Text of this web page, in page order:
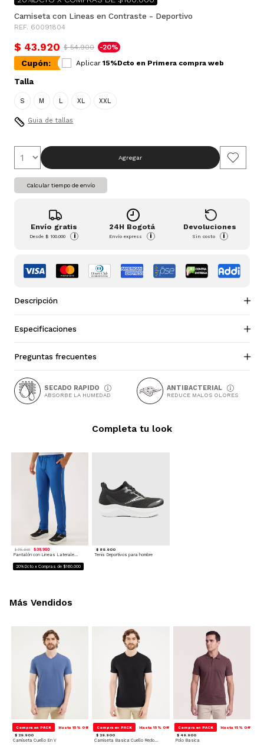
Camiseta con Lineas en Contraste - Deportivo
REF. 60091804
$ 43.920 $ 54.900 -20%
Cupón: Aplicar 15%Dcto en Primera compra web
Talla
S M L XL XXL
Guia de tallas
Agregar
Calcular tiempo de envío
Envío gratis
Desde$ 100.000 i
24H Bogotá
Envío express i
Devoluciones
Sin costo i
Descripción
Especificaciones
Preguntas frecuentes
SECADO RAPIDO
ABSORBE LA HUMEDAD
ANTIBACTERIAL
REDUCE MALOS OLORES
$ 79.900 $ 39.950
20%Dcto x Compras de $160.000
$ 89.900
Tenis Deportivos para hombre
Completa tu look
Compra en PACK Hasta 15% Off
$ 29.900
Camiseta Cuello En V
Compra en PACK Hasta 15% Off
$ 29.900
Camiseta Basica Cuello Redondo
Compra en PACK Hasta 15% Off
$ 49.900
Polo Basica
Más Vendidos